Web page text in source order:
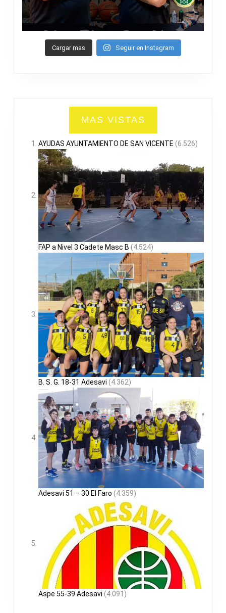
Cargar mas Seguir en Instagram
MAS VISTAS
AYUDAS AYUNTAMIENTO DE SAN VICENTE (6.526)
FAP a Nivel 3 Cadete Masc B (4.524)
B. S. G. 18-31 Adesavi (4.362)
Adesavi 51 – 30 El Faro (4.359)
Aspe 55-39 Adesavi (4.091)